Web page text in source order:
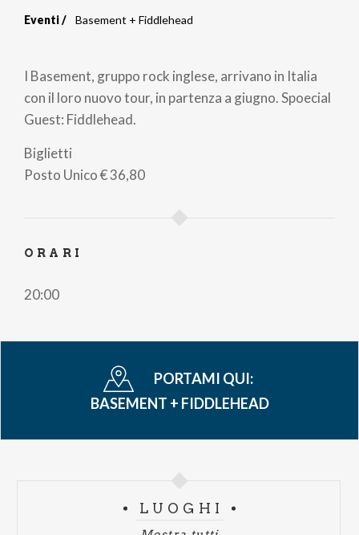
di
pane
Eventi Basement + Fiddlehead
I Basement, gruppo rock inglese, arrivano in Italia
con il loro nuovo tour, in partenza a giugno. Spoecial
Guest: Fiddlehead.
Biglietti
Posto Unico€ 36,80
ORARI
20:00
PORTAMI QUI:
BASEMENT + FIDDLEHEAD
LUOGHI